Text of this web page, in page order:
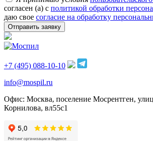
согласен (а) с политикой обработки
даю свое согласие на обработку
Отправить заявку
+7 (495) 088-10-10
info@mospil.ru
Офис: Москва, поселение Мосрентген,
Корнилова, вл55с1